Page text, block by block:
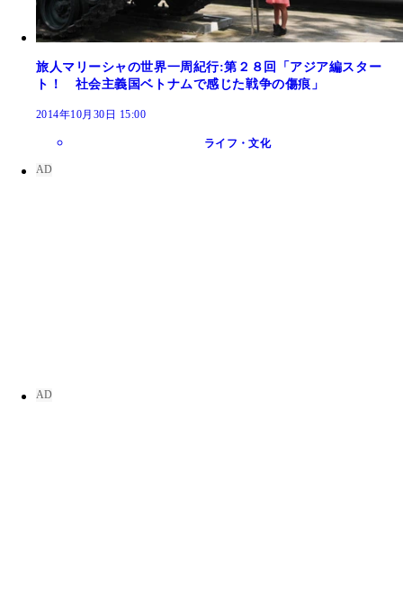
旅人マリーシャの世界一周紀行:第２８回「アジア編スター
ト！ 社会主義国ベトナムで感じた戦争の傷痕」
2014年10月30日 15:00
ライフ・文化